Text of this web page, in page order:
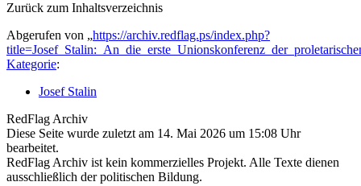
Zurück zum Inhaltsverzeichnis
Abgerufen von „https://archiv.redflag.ps/index.php?
Kategorie:
Josef Stalin
RedFlag Archiv
Diese Seite wurde zuletzt am 14. Mai 2026 um 15:08 Uhr
bearbeitet.
RedFlag Archiv ist kein kommerzielles Projekt. Alle Texte dienen
ausschließlich der politischen Bildung.